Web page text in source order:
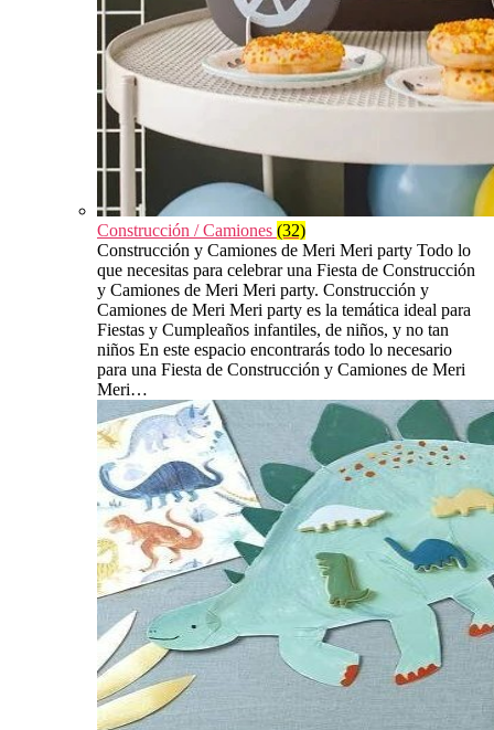
Construcción / Camiones (32)
Construcción y Camiones de Meri Meri party Todo lo
que necesitas para celebrar una Fiesta de Construcción
y Camiones de Meri Meri party. Construcción y
Camiones de Meri Meri party es la temática ideal para
Fiestas y Cumpleaños infantiles, de niños, y no tan
niños En este espacio encontrarás todo lo necesario
para una Fiesta de Construcción y Camiones de Meri
Meri…